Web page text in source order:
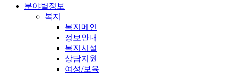
분야별정보
복지
복지메인
정보안내
복지시설
상담지원
여성/보육